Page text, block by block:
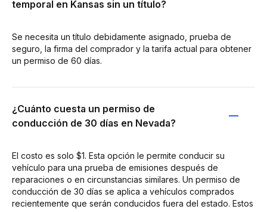
temporal en Kansas sin un título?
Se necesita un título debidamente asignado, prueba de
seguro, la firma del comprador y la tarifa actual para obtener
un permiso de 60 días.
¿Cuánto cuesta un permiso de
conducción de 30 días en Nevada?
El costo es solo $1. Esta opción le permite conducir su
vehículo para una prueba de emisiones después de
reparaciones o en circunstancias similares. Un permiso de
conducción de 30 días se aplica a vehículos comprados
recientemente que serán conducidos fuera del estado. Estos